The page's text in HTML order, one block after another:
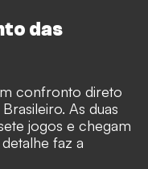
das
confronto direto
As duas
jogos e chegam
faz a